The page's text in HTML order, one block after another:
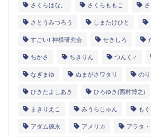
さくらはな。 さくらももこ
さとうみつろう しまたけひと
すごい! 神様研究会 せきしろ
ちかさ ちきりん つんく♂
なぎまゆ ぬまがさワタリ の
ひきたよしあき ひろゆき(西村博之)
まきりえこ みうらじゅん も
アダム徳永 アメリカ アラタ